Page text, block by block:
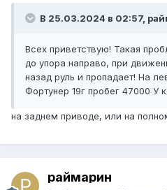
В 25.03.2024 в 02:57,
Всех приветствую! Такая
до упора направо, при
назад руль и пропадает! На
Фортунер 19г пробег 47000 У
на заднем приводе, или на
раймарин